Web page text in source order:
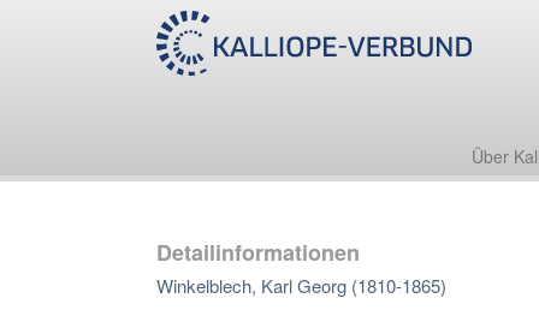
Über
Detailinformationen
Winkelblech, Karl Georg (1810-1865)